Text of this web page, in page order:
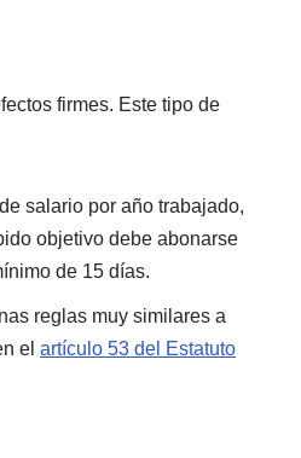
firmes. Este tipo de
salario por año trabajado,
objetivo debe abonarse
de 15 días.
reglas muy similares a
el artículo 53 del Estatuto